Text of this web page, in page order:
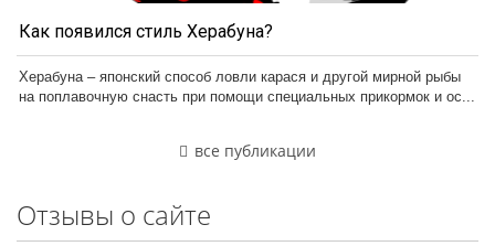
Как появился стиль Херабуна?
Херабуна – японский способ ловли карася и другой мирной рыбы
на поплавочную снасть при помощи специальных прикормок и ос...
все публикации
Отзывы о сайте